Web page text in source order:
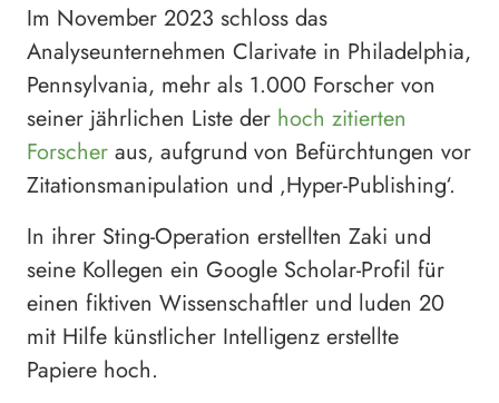
Im November 2023 schloss das
Analyseunternehmen Clarivate in Philadelphia,
Pennsylvania, mehr als 1.000 Forscher von
seiner jährlichen Liste der hoch zitierten
Forscher aus, aufgrund von Befürchtungen vor
Zitationsmanipulation und ‚Hyper-Publishing‘.
In ihrer Sting-Operation erstellten Zaki und
seine Kollegen ein Google Scholar-Profil für
einen fiktiven Wissenschaftler und luden 20
mit Hilfe künstlicher Intelligenz erstellte
Papiere hoch.